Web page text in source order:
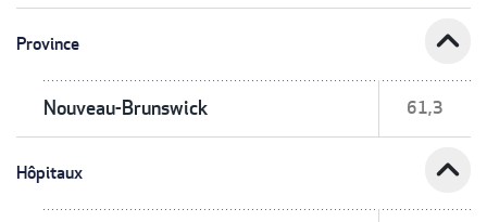
Province expand_less
Nouveau-Brunswick 61,3
Hôpitaux expand_less